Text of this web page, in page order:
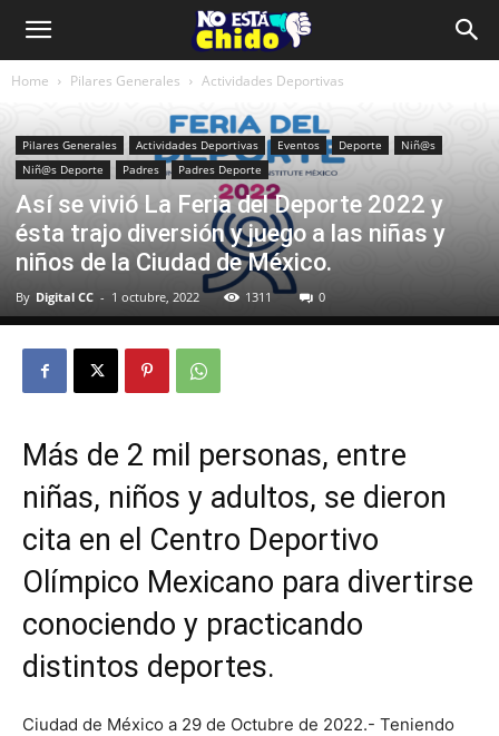
Home Pilares Generales Actividades Deportivas
Pilares Generales Actividades Deportivas Eventos Deporte
Niñ@s
Niñ@s Deporte
Padres Padres Deporte
Así se vivió La Feria del Deporte 2022 y
ésta trajo diversión y juego a las niñas y
niños de la Ciudad de México.
By Digital CC - 1 octubre, 2022 1311 0
Más de 2 mil personas, entre
niñas, niños y adultos, se dieron
cita en el Centro Deportivo
Olímpico Mexicano para divertirse
conociendo y practicando
distintos deportes.
Ciudad de México a 29 de Octubre de 2022.- Teniendo